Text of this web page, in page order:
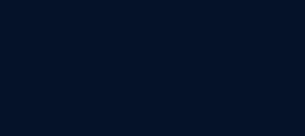
for the next time I comment.